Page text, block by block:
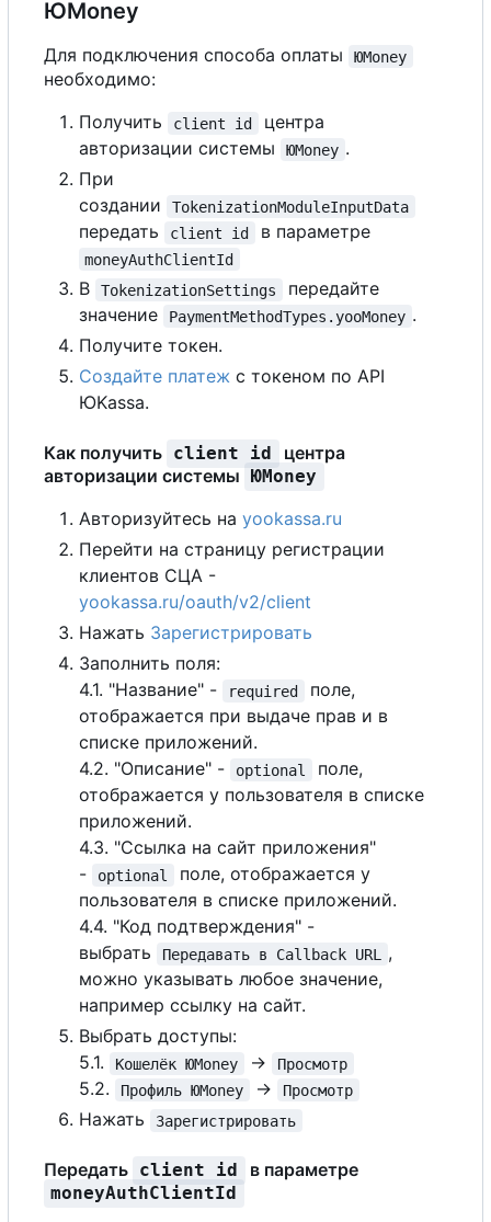
ЮMoney
Для подключения способа оплаты ЮMoney
необходимо:
Получить
client id
центра
авторизации системы
ЮMoney .
При
создании
TokenizationModuleInputData
передать client id в параметре
moneyAuthClientId
В TokenizationSettings
передайте
значение
PaymentMethodTypes.yooMoney .
Получите токен.
Создайте платеж с токеном по API
ЮKassa.
Как получить client id
центра
авторизации системы
ЮMoney
Авторизуйтесь на yookassa.ru
Перейти на страницу регистрации
клиентов СЦА -
yookassa.ru/oauth/v2/client
Нажать Зарегистрировать
Заполнить поля:
4.1. "Название" -
required
поле,
отображается при выдаче прав и в
списке приложений.
4.2. "Описание" -
optional
поле,
отображается у пользователя в списке
приложений.
4.3. "Ссылка на сайт приложения"
-
optional
поле, отображается у
пользователя в списке приложений.
4.4. "Код подтверждения" -
выбрать
Передавать в Callback URL
,
можно указывать любое значение,
например ссылку на сайт.
Выбрать доступы:
5.1.
Кошелёк ЮMoney -> Просмотр
5.2. Профиль ЮMoney -> Просмотр
Нажать Зарегистрировать
Передать client id в параметре
moneyAuthClientId